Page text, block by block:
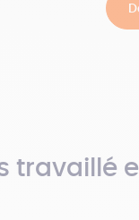
travaillé